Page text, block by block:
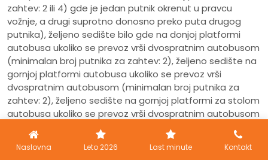
zahtev: 2 ili 4) gde je jedan putnik okrenut u pravcu
vožnje, a drugi suprotno donosno preko puta drugog
putnika), željeno sedište bilo gde na donjoj platformi
autobusa ukoliko se prevoz vrši dvospratnim autobusom
(minimalan broj putnika za zahtev: 2), željeno sedište na
gornjoj platformi autobusa ukoliko se prevoz vrši
dvospratnim autobusom (minimalan broj putnika za
zahtev: 2), željeno sedište na gornjoj platformi za stolom
autobusa ukoliko se prevoz vrši dvospratnim autobusom
(minimalan broj putnika za zahtev: 2 ili 4), željeno sedište
u prvom redu dvospratnog autobusa na gornjoj
platformi (minimalan broj putnika za zahtev: 2 ili 4),
Naslovna Leto 2026 Last minute Kontakt